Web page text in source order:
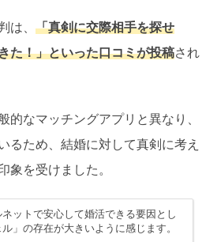
は、 「真剣に交際相手を探せ
た！」といった口コミが投稿され
的なマッチングアプリと異なり、
るため、結婚に対して真剣に考え
象を受けました。
ットで安心して婚活できる要因とし
」の存在が大きいように感じます。